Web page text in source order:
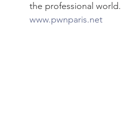
the professional world.
www.pwnparis.net